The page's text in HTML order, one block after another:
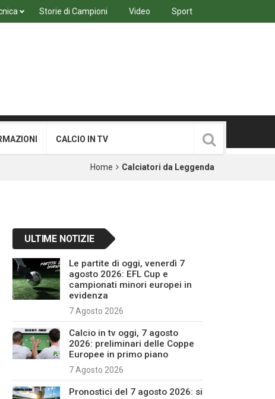
Storie di Campioni Video Sport
CALCIO IN TV
Home Calciatori da Leggenda
ULTIME NOTIZIE
Le partite di oggi, venerdì 7
agosto 2026: EFL Cup e
campionati minori europei in
evidenza
7 Agosto 2026
Calcio in tv oggi, 7 agosto
2026: preliminari delle Coppe
Europee in primo piano
7 Agosto 2026
Pronostici del 7 agosto 2026: si